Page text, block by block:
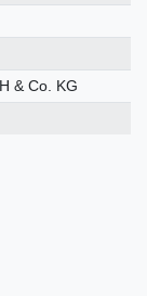
& Co. KG